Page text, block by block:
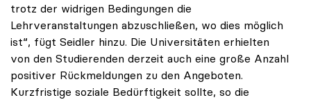
trotz der widrigen Bedingungen die
Lehrveranstaltungen abzuschließen, wo dies möglich
ist“, fügt Seidler hinzu. Die Universitäten erhielten
von den Studierenden derzeit auch eine große Anzahl
positiver Rückmeldungen zu den Angeboten.
Kurzfristige soziale Bedürftigkeit sollte, so die